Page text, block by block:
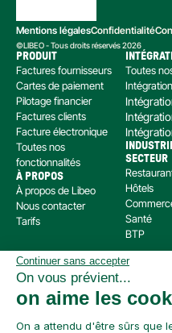
Mentions légalesConfidentialité
©LIBEO - Tous droits réservés 2026
Libeo, société par actions simplifiée
est situé au 112 Avenue de Paris, 94300
pour le Registre Unique des
le numéro 220 063 49 en tant que (i)
PRODUIT
Factures fournisseurs
Cartes de paiement
Pilotage financier
Factures clients
Facture électronique
Toutes nos
fonctionnalités
À PROPOS
À propos de Libeo
Nous contacter
Tarifs
Toutes
SECTEUR
Hôtels
Santé
BTP
Continuer sans accepter
On vous prévient...
on aime les
On a attendu d'être sûrs que